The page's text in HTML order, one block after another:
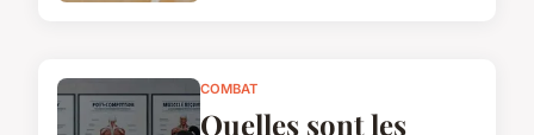
COMBAT
Quelles sont les